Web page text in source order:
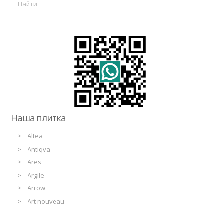
Наша плитка
Altea
Antiqva
Ares
Argile
Arrow
Art nouveau